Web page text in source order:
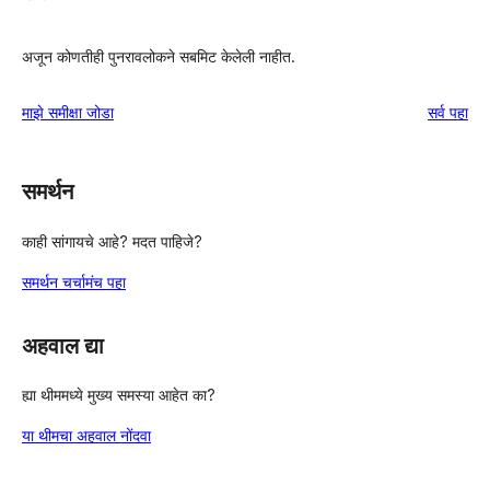
अजून कोणतीही पुनरावलोकने सबमिट केलेली नाहीत.
माझे समीक्षा जोडा सर्व पहा
समर्थन
काही सांगायचे आहे? मदत पाहिजे?
समर्थन चर्चामंच पहा
अहवाल द्या
ह्या थीममध्ये मुख्य समस्या आहेत का?
या थीमचा अहवाल नोंदवा